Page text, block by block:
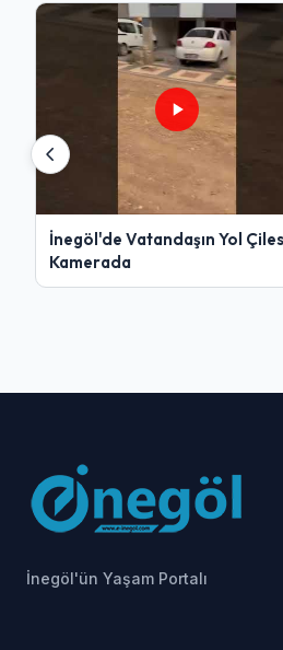
İnegöl'de Vatandaşın Yol
Kamerada
İnegöl'ün Yaşam Portalı